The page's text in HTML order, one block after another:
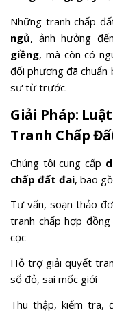
Những tranh chấp
ngủ, ảnh hưởng đến
giềng, mà còn có
đối phương đã
sư từ trước.
Giải Pháp:
Tranh Chấp
Chúng tôi cung cấp
chấp đất đai, bao
Tư vấn, soạn thảo
tranh chấp hợp
cọc
Hỗ trợ giải quyết
sổ đỏ, sai mốc giới
Thu thập, kiểm tra,